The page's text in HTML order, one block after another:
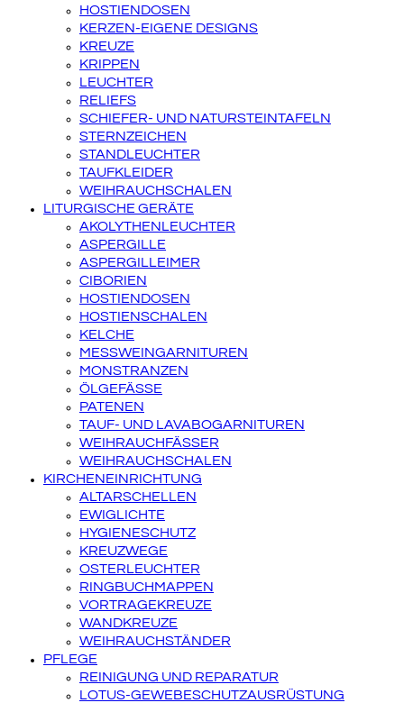
HOSTIENDOSEN
KERZEN-EIGENE DESIGNS
KREUZE
KRIPPEN
LEUCHTER
RELIEFS
SCHIEFER- UND NATURSTEINTAFELN
STERNZEICHEN
STANDLEUCHTER
TAUFKLEIDER
WEIHRAUCHSCHALEN
LITURGISCHE GERÄTE
AKOLYTHENLEUCHTER
ASPERGILLE
ASPERGILLEIMER
CIBORIEN
HOSTIENDOSEN
HOSTIENSCHALEN
KELCHE
MESSWEINGARNITUREN
MONSTRANZEN
ÖLGEFÄSSE
PATENEN
TAUF- UND LAVABOGARNITUREN
WEIHRAUCHFÄSSER
WEIHRAUCHSCHALEN
KIRCHENEINRICHTUNG
ALTARSCHELLEN
EWIGLICHTE
HYGIENESCHUTZ
KREUZWEGE
OSTERLEUCHTER
RINGBUCHMAPPEN
VORTRAGEKREUZE
WANDKREUZE
WEIHRAUCHSTÄNDER
PFLEGE
REINIGUNG UND REPARATUR
LOTUS-GEWEBESCHUTZAUSRÜSTUNG